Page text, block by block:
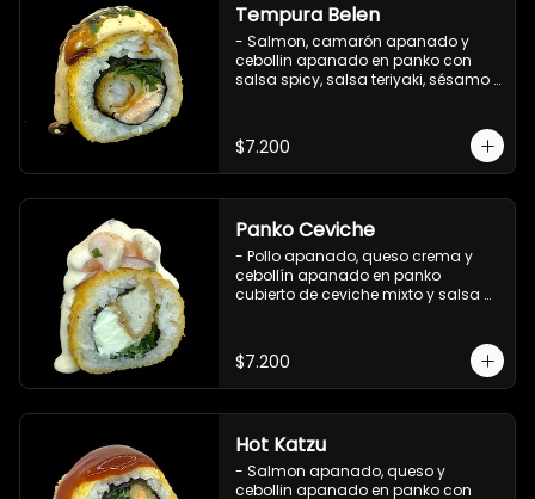
Tempura Belen
- Salmon, camarón apanado y
cebollin apanado en panko con
salsa spicy, salsa teriyaki, sésamo
$7.200
Panko Ceviche
- Pollo apanado, queso crema y
cebollín apanado en panko
cubierto de ceviche mixto y salsa
$7.200
Hot Katzu
- Salmon apanado, queso y
cebollin apanado en panko con